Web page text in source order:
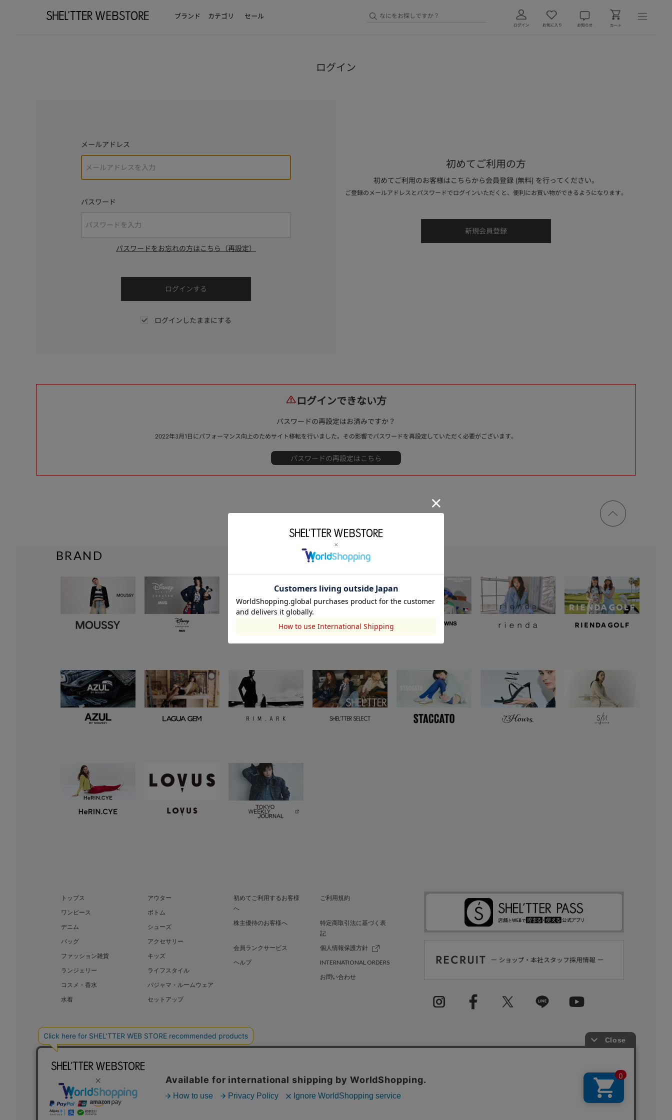
ブランド カテゴリ セール
ログイン
メールアドレス
パスワード
パスワードをお忘れの方はこちら（再設定）
ログインしたままにする
初めてご利用の方
初めてご利用のお客様はこちらから会員登録 (無料) を行ってください。
ご登録のメールアドレスとパスワードでログインいただくと、便利にお買い物ができるようになります。
ログインできない方
パスワードの再設定はお済みですか？
2022年3月1日にパフォーマンス向上のためサイト移転を行いました。その影響でパスワードを再設定していただく必要がございます。
ページ
トップ
BRAND
トップス
アウター
ワンピース
ボトム
デニム
シューズ
バッグ
アクセサリー
ファッション雑貨
キッズ
ランジェリー
ライフスタイル
コスメ・香水
パジャマ・ルームウェア
水着
セットアップ
初めてご利用するお客様
へ
ご利用規約
株主優待のお客様へ
特定商取引法に基づく表
記
会員ランクサービス
個人情報保護方針
ヘルプ
INTERNATIONAL ORDERS
お問い合わせ
BAROQUE JAPAN LIMITED SHEL’TTER GREEN 採用情報
COPYRIGHT © BAROQUE JAPAN LIMITED ALL RIGHTS RESERVED.